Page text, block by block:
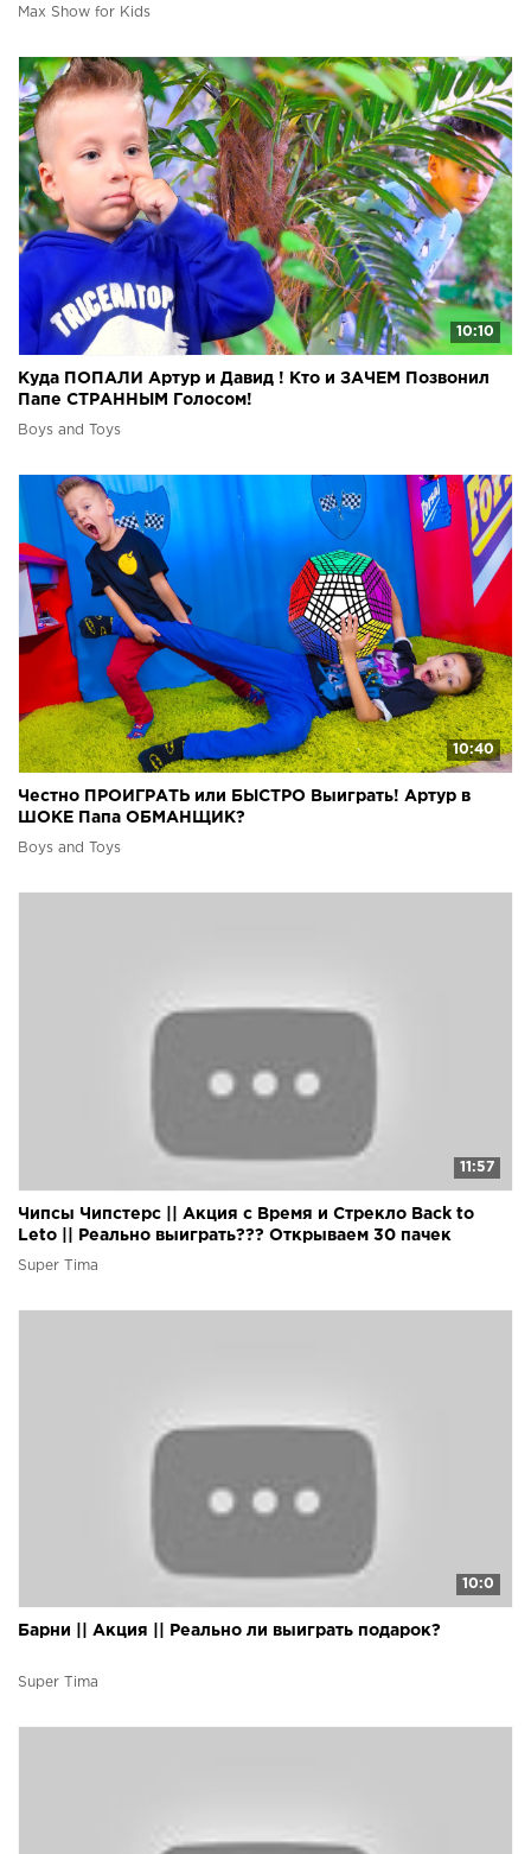
Max Show for Kids
10:10
Куда ПОПАЛИ Артур и Давид ! Кто и ЗАЧЕМ Позвонил
Папе СТРАННЫМ Голосом!
Boys and Toys
10:40
Честно ПРОИГРАТЬ или БЫСТРО Выиграть! Артур в
ШОКЕ Папа ОБМАНЩИК?
Boys and Toys
11:57
Чипсы Чипстерс || Акция с Время и Стрекло Back to
Leto || Реально выиграть??? Открываем 30 пачек
Super Tima
10:0
Барни || Акция || Реально ли выиграть подарок?
Super Tima